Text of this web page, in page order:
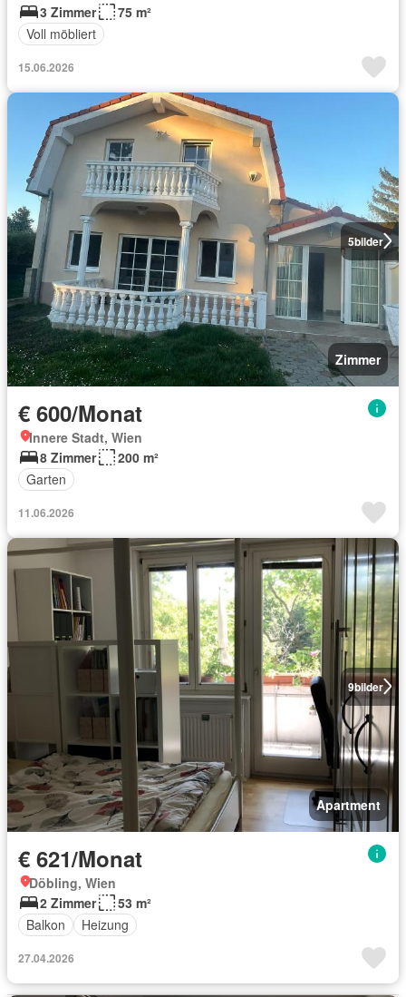
3 Zimmer
75 m²
Voll möbliert
15.06.2026
5bilder
Zimmer
€ 600/Monat
Innere Stadt, Wien
8 Zimmer
200 m²
Garten
11.06.2026
9bilder
Apartment
€ 621/Monat
Döbling, Wien
2 Zimmer
53 m²
Balkon
Heizung
27.04.2026